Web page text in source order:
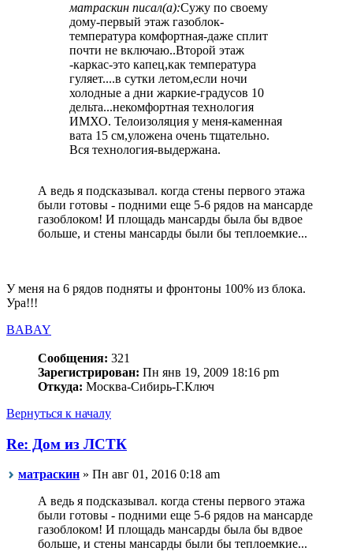
матраскин писал(а):Сужу по своему
дому-первый этаж газоблок-
температура комфортная-даже сплит
почти не включаю..Второй этаж
-каркас-это капец,как температура
гуляет....в сутки летом,если ночи
холодные а дни жаркие-градусов 10
дельта...некомфортная технология
ИМХО. Телоизоляция у меня-каменная
вата 15 см,уложена очень тщательно.
Вся технология-выдержана.
А ведь я подсказывал. когда стены первого этажа
были готовы - подними еще 5-6 рядов на мансарде
газоблоком! И площадь мансарды была бы вдвое
больше, и стены мансарды были бы теплоемкие...
У меня на 6 рядов подняты и фронтоны 100% из блока.
Ура!!!
BABAY
Сообщения: 321
Зарегистрирован: Пн янв 19, 2009 18:16 pm
Откуда: Москва-Сибирь-Г.Ключ
Вернуться к началу
Re: Дом из ЛСТК
матраскин » Пн авг 01, 2016 0:18 am
А ведь я подсказывал. когда стены первого этажа
были готовы - подними еще 5-6 рядов на мансарде
газоблоком! И площадь мансарды была бы вдвое
больше, и стены мансарды были бы теплоемкие...